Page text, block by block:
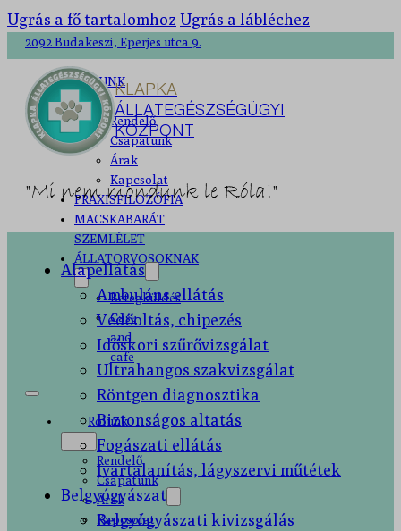
Ugrás a fő tartalomhoz Ugrás a lábléchez
2092 Budakeszi, Eperjes utca 9.
RÓLUNK
Rendelő
Csapatunk
Árak
Kapcsolat
PRAXISFILOZÓFIA
MACSKABARÁT
SZEMLÉLET
ÁLLATORVOSOKNAK
Betegküldés
Case
and
cafe
Rólunk
Rendelő
Csapatunk
Árak
Kapcsolat
KLAPKA
ÁLLATEGÉSZSÉGÜGYI
KÖZPONT
"Mi nem mondunk le Róla!"
Alapellátás
Ambuláns ellátás
Védőoltás, chipezés
Időskori szűrővizsgálat
Ultrahangos szakvizsgálat
Röntgen diagnosztika
Biztonságos altatás
Fogászati ellátás
Ivartalanítás, lágyszervi műtétek
Belgyógyászat
Belgyógyászati kivizsgálás